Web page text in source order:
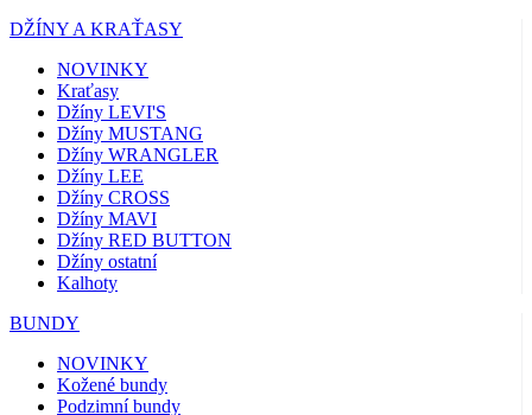
DŽÍNY A KRAŤASY
NOVINKY
Kraťasy
Džíny LEVI'S
Džíny MUSTANG
Džíny WRANGLER
Džíny LEE
Džíny CROSS
Džíny MAVI
Džíny RED BUTTON
Džíny ostatní
Kalhoty
BUNDY
NOVINKY
Kožené bundy
Podzimní bundy